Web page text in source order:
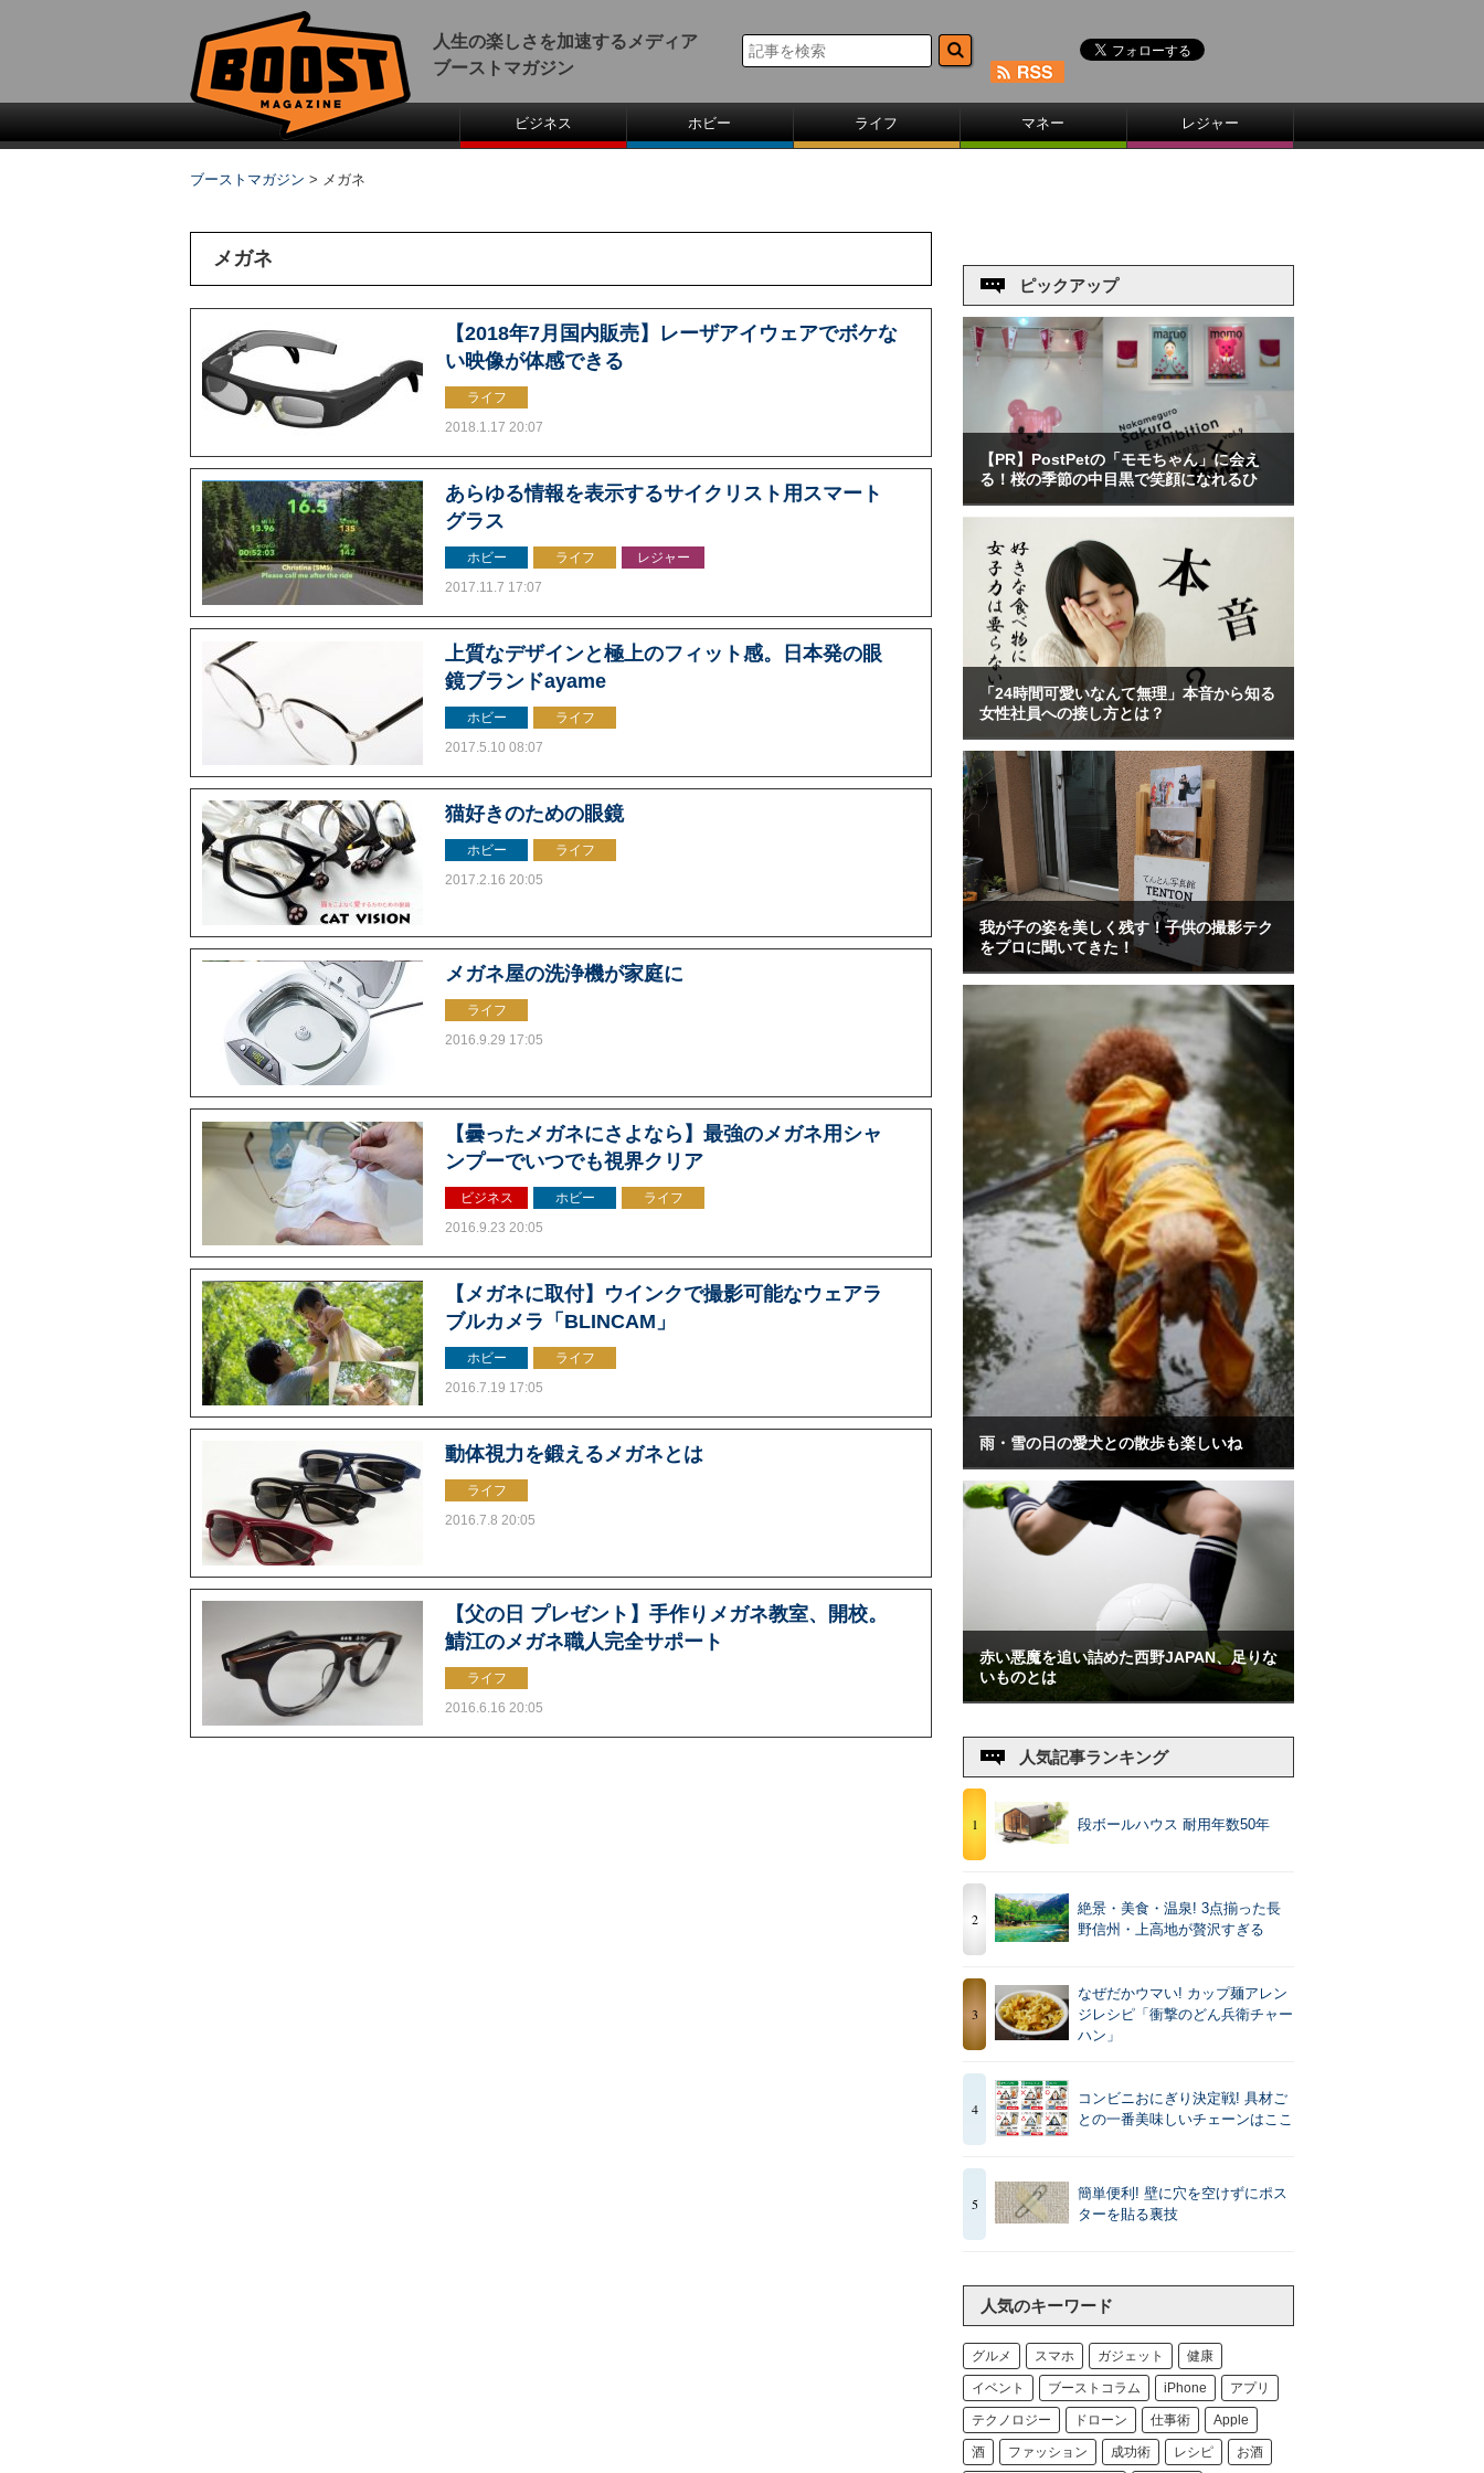
人生の楽しさを加速するメディア
ブーストマガジン
ビジネス ホビー ライフ マネー レジャー
ブーストマガジン > メガネ
メガネ
【2018年7月国内販売】レーザアイウェアでボケな
い映像が体感できる
ライフ
2018.1.17 20:07
あらゆる情報を表示するサイクリスト用スマート
グラス
ホビー ライフ
レジャー
2017.11.7 17:07
上質なデザインと極上のフィット感。日本発の眼
鏡ブランドayame
ホビー
ライフ
2017.5.10 08:07
猫好きのための眼鏡
ホビー
ライフ
2017.2.16 20:05
メガネ屋の洗浄機が家庭に
ライフ
2016.9.29 17:05
【曇ったメガネにさよなら】最強のメガネ用シャ
ンプーでいつでも視界クリア
ビジネス ホビー
ライフ
2016.9.23 20:05
【メガネに取付】ウインクで撮影可能なウェアラ
ブルカメラ「BLINCAM」
ホビー
ライフ
2016.7.19 17:05
動体視力を鍛えるメガネとは
ライフ
2016.7.8 20:05
【父の日 プレゼント】手作りメガネ教室、開校。
鯖江のメガネ職人完全サポート
ライフ
2016.6.16 20:05
ピックアップ
【PR】PostPetの「モモちゃん」に会え
る！桜の季節の中目黒で笑顔になれるひ
「24時間可愛いなんて無理」本音から知る
女性社員への接し方とは？
我が子の姿を美しく残す！子供の撮影テク
をプロに聞いてきた！
雨・雪の日の愛犬との散歩も楽しいね
赤い悪魔を追い詰めた西野JAPAN、足りな
いものとは
人気記事ランキング
1 段ボールハウス 耐用年数50年
2
絶景・美食・温泉! 3点揃った長
野信州・上高地が贅沢すぎる
3
なぜだかウマい! カップ麺アレン
ジレシピ「衝撃のどん兵衛チャー
ハン」
4
コンビニおにぎり決定戦! 具材ご
との一番美味しいチェーンはここ
5
簡単便利! 壁に穴を空けずにポス
ターを貼る裏技
人気のキーワード
グルメ スマホ ガジェット 健康
イベント ブーストコラム iPhone アプリ
テクノロジー ドローン 仕事術 Apple
酒 ファッション 成功術 レシピ お酒